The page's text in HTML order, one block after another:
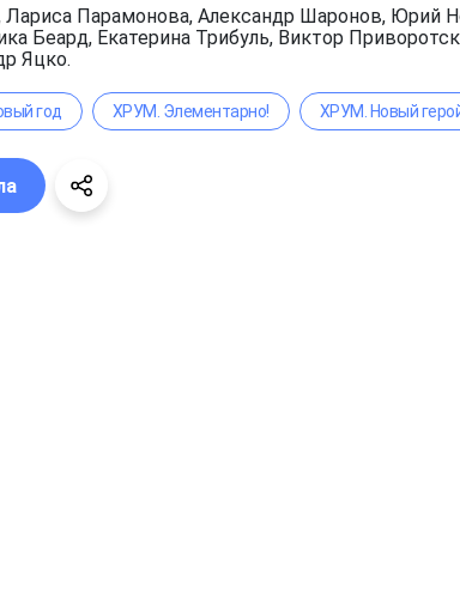
Лариса Парамонова, Александр Шаронов, Юрий
Беард, Екатерина Трибуль, Виктор
Яцко.
год ХРУМ. Элементарно! ХРУМ. Новый